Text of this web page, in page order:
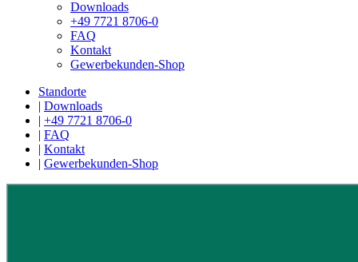
Downloads
+49 7721 8706-0
FAQ
Kontakt
Gewerbekunden-Shop
Standorte
| Downloads
| +49 7721 8706-0
| FAQ
| Kontakt
| Gewerbekunden-Shop